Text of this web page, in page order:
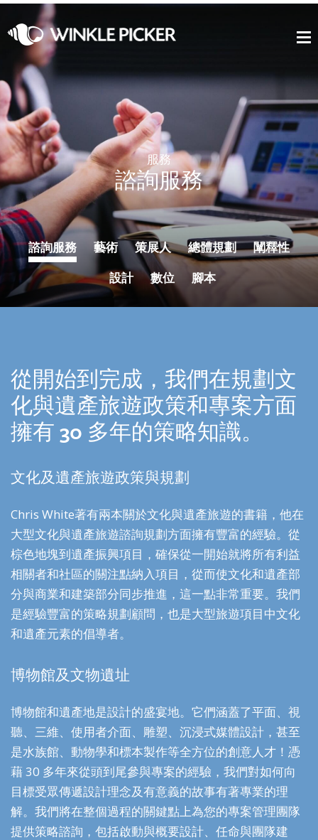
服務
諮詢服務
諮詢服務 藝術 策展人 總體規劃
闡釋性
設計
數位 腳本
從開始到完成，我們在規劃文
化與遺產旅遊政策和專案方面
擁有 30 多年的策略知識。
文化及遺產旅遊政策與規劃
Chris White著有兩本關於文化與遺產旅遊的書籍，他在
大型文化與遺產旅遊諮詢規劃方面擁有豐富的經驗。從
棕色地塊到遺產振興項目，確保從一開始就將所有利益
相關者和社區的關注點納入項目，從而使文化和遺產部
分與商業和建築部分同步推進，這一點非常重要。我們
是經驗豐富的策略規劃顧問，也是大型旅遊項目中文化
和遺產元素的倡導者。
博物館及文物遺址
博物館和遺產地是設計的盛宴地。它們涵蓋了平面、視
聽、三維、使用者介面、雕塑、沉浸式媒體設計，甚至
是水族館、動物學和標本製作等全方位的創意人才！憑
藉 30 多年來從頭到尾參與專案的經驗，我們對如何向
目標受眾傳遞設計理念及有意義的故事有著專業的理
解。我們將在整個過程的關鍵點上為您的專案管理團隊
提供策略諮詢，包括啟動與概要設計、任命與團隊建